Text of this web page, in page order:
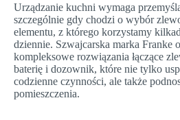
Urządzanie kuchni wymaga
szczególnie gdy chodzi o wybór
elementu, z którego korzystamy
dziennie. Szwajcarska marka Franke
kompleksowe rozwiązania łączące
baterię i dozownik, które nie tylko
codzienne czynności, ale także
pomieszczenia.